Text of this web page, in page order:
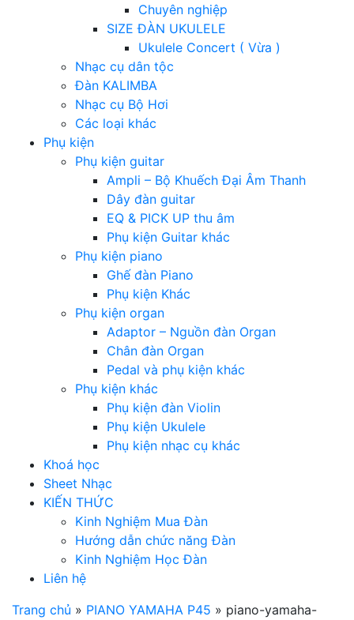
Chuyên nghiệp
SIZE ĐÀN UKULELE
Ukulele Concert ( Vừa )
Nhạc cụ dân tộc
Đàn KALIMBA
Nhạc cụ Bộ Hơi
Các loại khác
Phụ kiện
Phụ kiện guitar
Ampli – Bộ Khuếch Đại Âm Thanh
Dây đàn guitar
EQ & PICK UP thu âm
Phụ kiện Guitar khác
Phụ kiện piano
Ghế đàn Piano
Phụ kiện Khác
Phụ kiện organ
Adaptor – Nguồn đàn Organ
Chân đàn Organ
Pedal và phụ kiện khác
Phụ kiện khác
Phụ kiện đàn Violin
Phụ kiện Ukulele
Phụ kiện nhạc cụ khác
Khoá học
Sheet Nhạc
KIẾN THỨC
Kinh Nghiệm Mua Đàn
Hướng dẫn chức năng Đàn
Kinh Nghiệm Học Đàn
Liên hệ
Trang chủ » PIANO YAMAHA P45 » piano-yamaha-